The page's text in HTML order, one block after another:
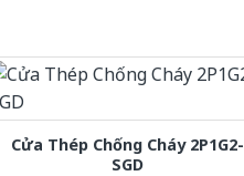
Cửa Thép Chống Cháy 2P1G2-
SGD